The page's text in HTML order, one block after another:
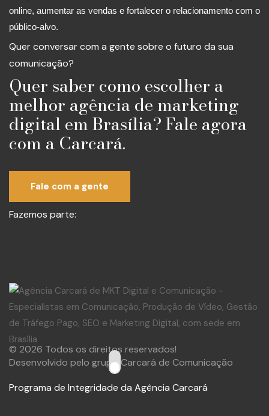
online, aumentar as vendas e fortalecer o relacionamento com o
público-alvo.
Quer conversar com a gente sobre o futuro da sua
comunicação?
Quer saber como escolher a
melhor agência de marketing
digital em Brasília? Fale agora
com a Carcará.
Fale com a gente
Fazemos parte:
© 2026 Todos os direitos reservados!
Desenvolvido pelo grupo Carcará de Comunicação
Programa de Integridade da Agência Carcará